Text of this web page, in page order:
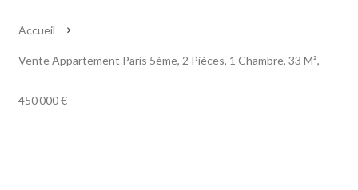
Accueil
Vente Appartement Paris 5ème, 2 Pièces, 1 Chambre, 33 M²,
450 000 €